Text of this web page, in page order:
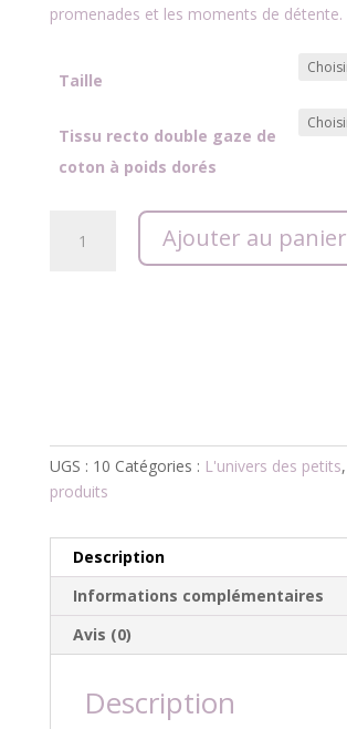
promenades et les moments de détente.
Taille
Tissu recto double gaze de
coton à poids dorés
Ajouter au panier
UGS : 10 Catégories : L'univers des petits,
produits
Description
Informations complémentaires
Avis (0)
Description